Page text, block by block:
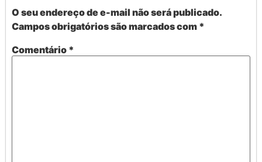
O seu endereço de e-mail não será publicado.
Campos obrigatórios são marcados com *
Comentário *